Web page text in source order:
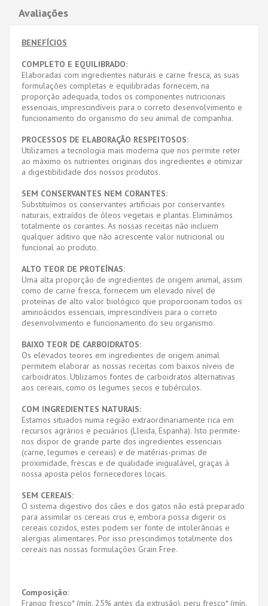
Avaliações
BENEFÍCIOS
COMPLETO E EQUILIBRADO:
Elaboradas com ingredientes naturais e carne fresca, as suas
formulações completas e equilibradas fornecem, na
proporção adequada, todos os componentes nutricionais
essenciais, imprescindíveis para o correto desenvolvimento e
funcionamento do organismo do seu animal de companhia.
PROCESSOS DE ELABORAÇÃO RESPEITOSOS:
Utilizamos a tecnologia mais moderna que nos permite reter
ao máximo os nutrientes originais dos ingredientes e otimizar
a digestibilidade dos nossos produtos.
SEM CONSERVANTES NEM CORANTES:
Substituímos os conservantes artificiais por conservantes
naturais, extraídos de óleos vegetais e plantas. Eliminámos
totalmente os corantes. As nossas receitas não incluem
qualquer aditivo que não acrescente valor nutricional ou
funcional ao produto.
ALTO TEOR DE PROTEÍNAS:
Uma alta proporção de ingredientes de origem animal, assim
como de carne fresca, fornecem um elevado nível de
proteínas de alto valor biológico que proporcionam todos os
aminoácidos essenciais, imprescindíveis para o correto
desenvolvimento e funcionamento do seu organismo.
BAIXO TEOR DE CARBOIDRATOS:
Os elevados teores em ingredientes de origem animal
permitem elaborar as nossas receitas com baixos níveis de
carboidratos. Utilizamos fontes de carboidratos alternativas
aos cereais, como os legumes secos e tubérculos.
COM INGREDIENTES NATURAIS:
Estamos situados numa região extraordinariamente rica em
recursos agrários e pecuários (Lleida, Espanha). Isto permite-
nos dispor de grande parte dos ingredientes essenciais
(carne, legumes e cereais) e de matérias-primas de
proximidade, frescas e de qualidade inigualável, graças à
nossa aposta pelos fornecedores locais.
SEM CEREAIS:
O sistema digestivo dos cães e dos gatos não está preparado
para assimilar os cereais crus e, embora possa digerir os
cereais cozidos, estes podem ser fonte de intolerâncias e
alergias alimentares. Por isso prescindimos totalmente dos
cereais nas nossas formulações Grain Free.
Composição:
Frango fresco* (mín. 25% antes da extrusão), peru fresco* (mín.